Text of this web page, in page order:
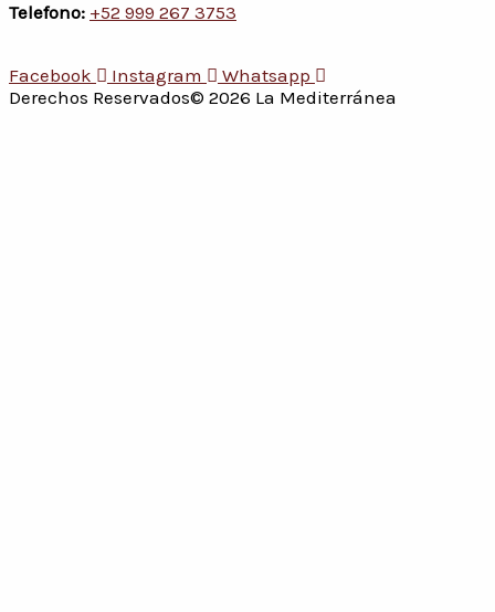
Telefono: +52 999 267 3753
Facebook Instagram
Whatsapp
Derechos Reservados© 2026 La Mediterránea